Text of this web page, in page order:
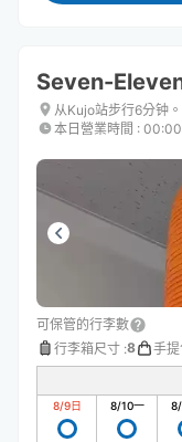
Seven-
从Kujo站步行6分钟。
本日營業時間 :
可保管的行李數
行李箱尺寸 :8 手
8/9日 8/10一 8/